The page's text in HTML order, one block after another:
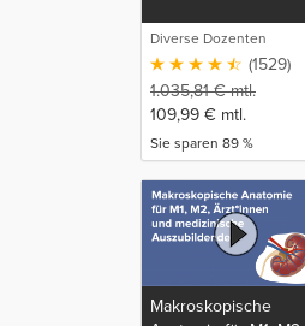
Diverse Dozenten
(1529)
1.035,81€mtl.
109,99 € mtl.
Sie sparen 89 %
Makroskopische